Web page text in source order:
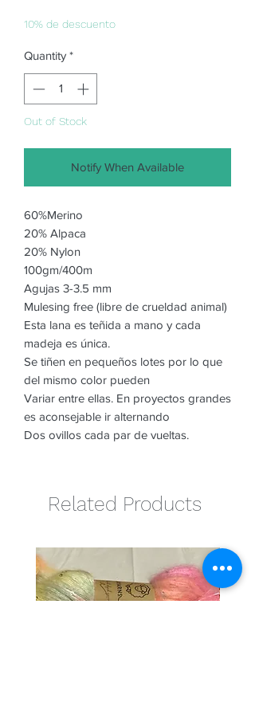
10% de descuento
Quantity *
Out of Stock
Notify When Available
60%Merino
20% Alpaca
20% Nylon
100gm/400m
Agujas 3-3.5 mm
Mulesing free (libre de crueldad animal)
Esta lana es teñida a mano y cada
madeja es única.
Se tiñen en pequeños lotes por lo que
del mismo color pueden
Variar entre ellas. En proyectos grandes
es aconsejable ir alternando
Dos ovillos cada par de vueltas.
Related Products